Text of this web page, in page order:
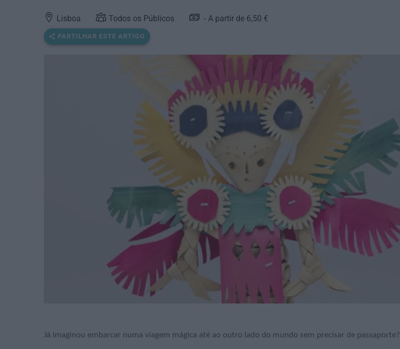
Lisboa Todos os Públicos A partir de 6,50 €
PARTILHAR ESTE ARTIGO
Já imaginou embarcar numa viagem mágica até ao outro lado do mundo sem precisar de passaporte?